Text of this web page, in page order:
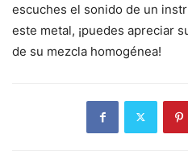
escuches el sonido de un
este metal, ¡puedes apreciar
de su mezcla homogénea!